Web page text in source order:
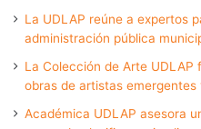
La UDLAP reúne a expertos
administración pública
La Colección de Arte
obras de artistas emergentes
Académica UDLAP asesora